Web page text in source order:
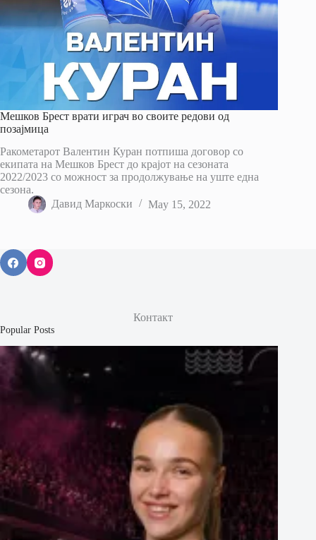
Мешков Брест врати играч во своите редови од
позајмица
Ракометарот Валентин Куран потпиша договор со
екипата на Мешков Брест до крајот на сезоната
2022/2023 со можност за продолжување на уште една
сезона.
Давид Маркоски
May 15, 2022
Контакт
Popular Posts